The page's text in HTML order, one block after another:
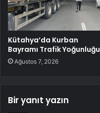
Kütahya’da Kurban
Bayramı Trafik Yoğunluğu
Ağustos 7, 2026
Bir yanıt yazın